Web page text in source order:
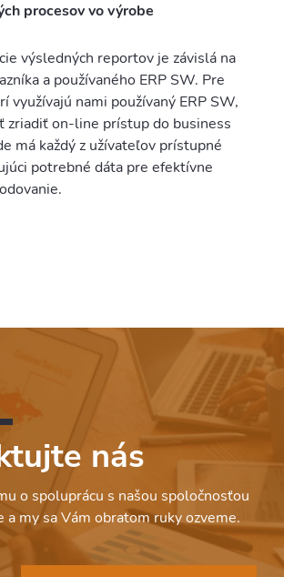
procesov vo výrobe
výsledných reportov je závislá na
a používaného ERP SW. Pre
využívajú nami používaný ERP SW,
zriadiť on-line prístup do business
má každý z užívateľov prístupné
potrebné dáta pre efektívne
nás
o spoluprácu s našou spoločnosťou
a my sa Vám obratom ruky ozveme.